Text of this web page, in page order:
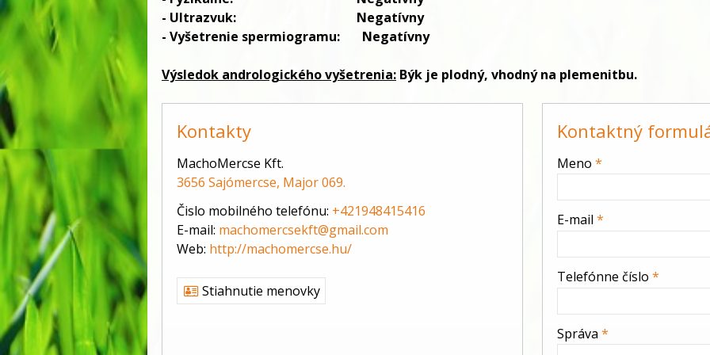
- Ultrazvuk:
Negatívny
- Vyšetrenie spermiogramu: Negatívny
Výsledok andrologického vyšetrenia: Býk je plodný, vhodný na plemenitbu.
Kontakty
MachoMercse Kft.
3656 Sajómercse, Major 069.
Čislo mobilného telefónu: +421948415416
E-mail: machomercsekft@gmail.com
Web: http://machomercse.hu/
Stiahnutie menovky
Kontaktný
-
Meno *
E-mail *
Telefónne číslo *
Správa *